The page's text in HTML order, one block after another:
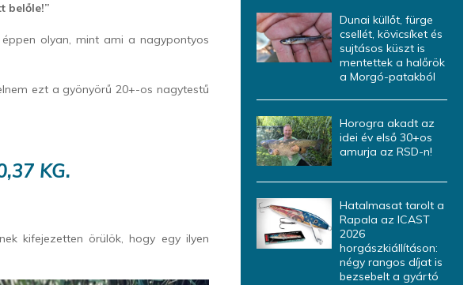
belőle!”
olyan, mint ami a nagypontyos
ezt a gyönyörű 20+-os nagytestű
KG.
kifejezetten örülök, hogy egy ilyen
Dunai küllőt, fürge
csellét, kövicsíket és
sujtásos küszt is
mentettek a halőrök
a Morgó-patakból
Horogra akadt az
idei év első 30+os
amurja az RSD-n!
Hatalmasat tarolt a
Rapala az ICAST
2026
horgászkiállításon:
négy rangos díjat is
bezsebelt a gyártó